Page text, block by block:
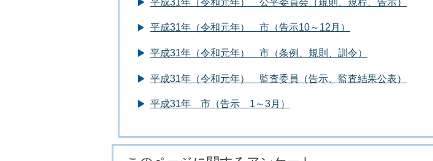
平成31年（令和元年） 市（告示10～12月）
平成31年（令和元年） 市（条例、規則、訓令）
平成31年（令和元年） 監査委員（告示、監査結果公表）
平成31年 市（告示 1～3月）